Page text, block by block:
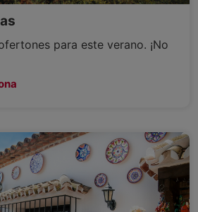
para este verano. ¡No